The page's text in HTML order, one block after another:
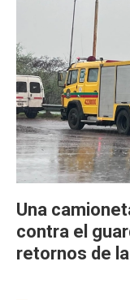
Una
contra el
retornos de